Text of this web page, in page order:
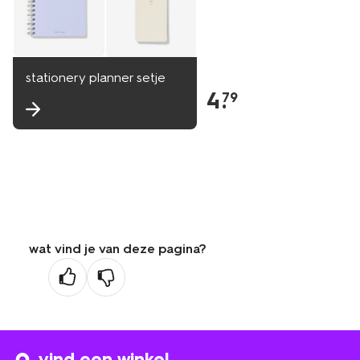
stationery planner setje
4.
79
wat vind je van deze pagina?